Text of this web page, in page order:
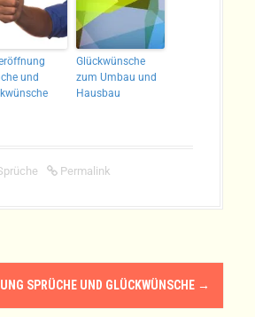
und
Glückwünsche
zum Umbau und
Hausbau
Permalink
SPRÜCHE UND GLÜCKWÜNSCHE →